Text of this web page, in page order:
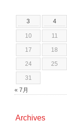
3 4
10 11
17 18
24 25
31
« 7月
Archives